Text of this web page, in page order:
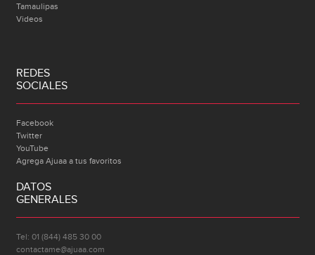
Tamaulipas
Videos
REDES
SOCIALES
Facebook
Twitter
YouTube
Agrega Ajuaa a tus favoritos
DATOS
GENERALES
Tel: 01 (844) 485 30 00
contactame@ajuaa.com